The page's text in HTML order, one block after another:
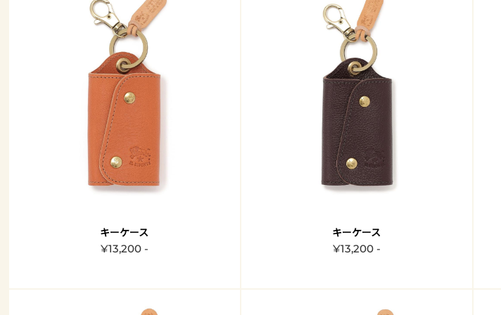
キーケース
¥13,200 -
キーケース
¥13,200 -